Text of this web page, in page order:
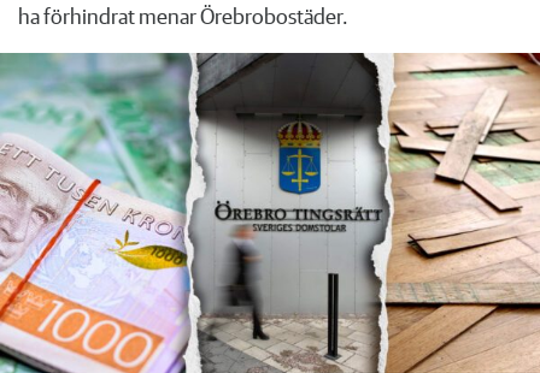
ha förhindrat menar Örebrobostäder.